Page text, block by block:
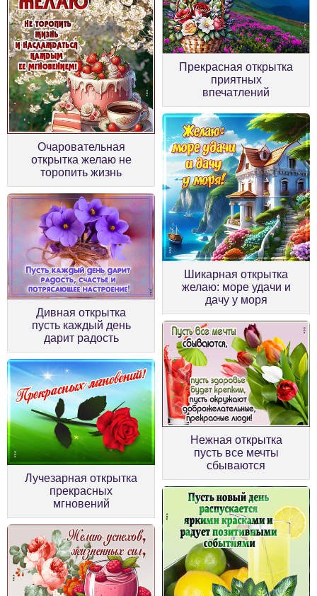
Очаровательная
открытка желаю не
торопить жизнь
Прекрасная открытка
приятных
впечатлений
Дивная открытка
пусть каждый день
дарит радость
Шикарная открытка
желаю: море удачи и
дачу у моря
Лучезарная открытка
прекрасных
мгновений
Нежная открытка
пусть все мечты
сбываются